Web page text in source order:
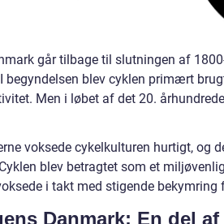
går tilbage til slutningen af
begyndelsen blev cyklen primært
Men i løbet af det 20.
voksede cykelkulturen hurtigt,
blev betragtet som et
i takt med stigende bekymring
Danmark: En del